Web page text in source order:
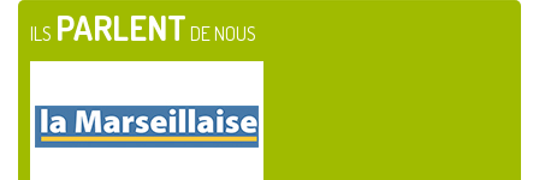
ILS PARLENT DE NOUS